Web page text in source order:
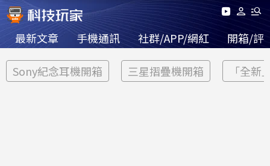
最新文章 手機通訊 社群/APP/網紅 開箱/評
Sony紀念耳機開箱 三星摺疊機開箱 「全新